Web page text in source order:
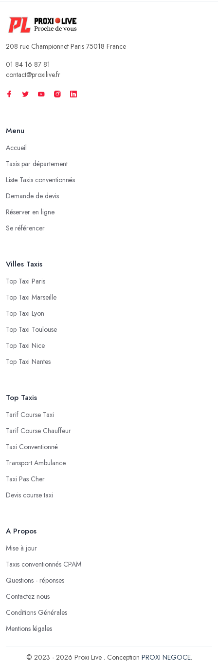
208 rue Championnet Paris 75018 France
01 84 16 87 81
contact@proxilive.fr
Menu
Accueil
Taxis par département
Liste Taxis conventionnés
Demande de devis
Réserver en ligne
Se référencer
Villes Taxis
Top Taxi Paris
Top Taxi Marseille
Top Taxi Lyon
Top Taxi Toulouse
Top Taxi Nice
Top Taxi Nantes
Top Taxis
Tarif Course Taxi
Tarif Course Chauffeur
Taxi Conventionné
Transport Ambulance
Taxi Pas Cher
Devis course taxi
A Propos
Mise à jour
Taxis conventionnés CPAM
Questions - réponses
Contactez nous
Conditions Générales
Mentions légales
© 2023 - 2026 Proxi Live . Conception PROXI NEGOCE.